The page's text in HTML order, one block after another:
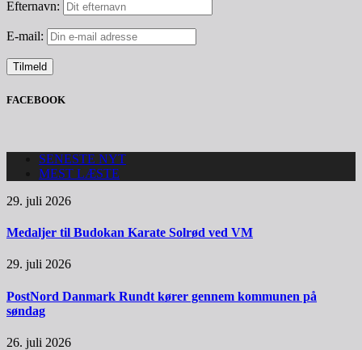
Efternavn:
E-mail:
FACEBOOK
SENESTE NYT
MEST LÆSTE
29. juli 2026
Medaljer til Budokan Karate Solrød ved VM
29. juli 2026
PostNord Danmark Rundt kører gennem kommunen på
søndag
26. juli 2026